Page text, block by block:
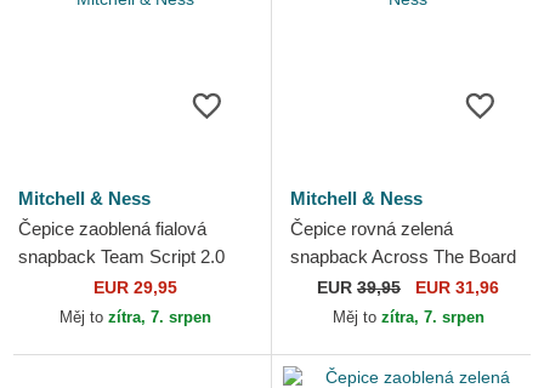
Mitchell & Ness
Čepice zaoblená fialová
snapback Team Script 2.0
Pro Los Angeles Lakers NBA
Mitchell & Ness
EUR 29,95
Měj to zítra, 7. srpen
Mitchell & Ness
Čepice rovná zelená
snapback Across The Board
Boston Celtics NBA Mitchell
& Ness
EUR 39,95 EUR 31,96
Měj to zítra, 7. srpen